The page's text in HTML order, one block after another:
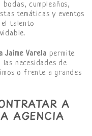
bodas, cumpleaños,
temáticas y eventos
el talento
Varela permite
necesidades de
o frente a grandes
A
AGENCIA